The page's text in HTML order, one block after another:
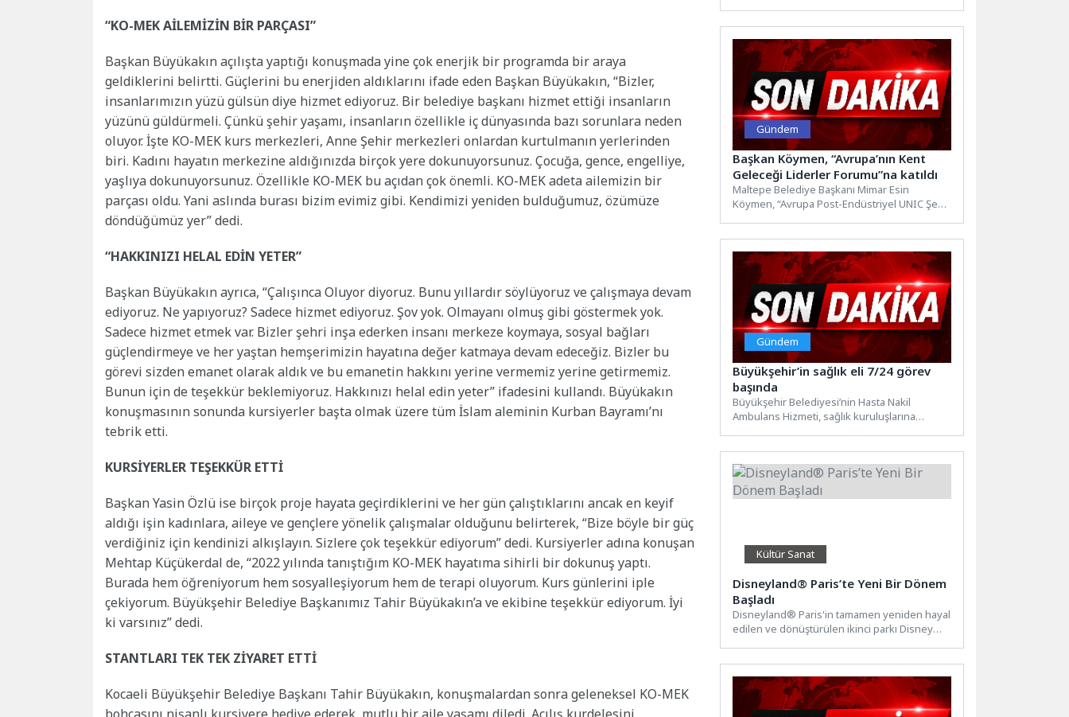
“KO-MEK AİLEMİZİN BİR PARÇASI”
Başkan Büyükakın açılışta yaptığı konuşmada yine çok enerjik bir programda bir araya
geldiklerini belirtti. Güçlerini bu enerjiden aldıklarını ifade eden Başkan Büyükakın, “Bizler,
insanlarımızın yüzü gülsün diye hizmet ediyoruz. Bir belediye başkanı hizmet ettiği insanların
yüzünü güldürmeli. Çünkü şehir yaşamı, insanların özellikle iç dünyasında bazı sorunlara neden
oluyor. İşte KO-MEK kurs merkezleri, Anne Şehir merkezleri onlardan kurtulmanın yerlerinden
biri. Kadını hayatın merkezine aldığınızda birçok yere dokunuyorsunuz. Çocuğa, gence, engelliye,
yaşlıya dokunuyorsunuz. Özellikle KO-MEK bu açıdan çok önemli. KO-MEK adeta ailemizin bir
parçası oldu. Yani aslında burası bizim evimiz gibi. Kendimizi yeniden bulduğumuz, özümüze
döndüğümüz yer” dedi.
“HAKKINIZI HELAL EDİN YETER”
Başkan Büyükakın ayrıca, “Çalışınca Oluyor diyoruz. Bunu yıllardır söylüyoruz ve çalışmaya devam
ediyoruz. Ne yapıyoruz? Sadece hizmet ediyoruz. Şov yok. Olmayanı olmuş gibi göstermek yok.
Sadece hizmet etmek var. Bizler şehri inşa ederken insanı merkeze koymaya, sosyal bağları
güçlendirmeye ve her yaştan hemşerimizin hayatına değer katmaya devam edeceğiz. Bizler bu
görevi sizden emanet olarak aldık ve bu emanetin hakkını yerine vermemiz yerine getirmemiz.
Bunun için de teşekkür beklemiyoruz. Hakkınızı helal edin yeter” ifadesini kullandı. Büyükakın
konuşmasının sonunda kursiyerler başta olmak üzere tüm İslam aleminin Kurban Bayramı’nı
tebrik etti.
KURSİYERLER TEŞEKKÜR ETTİ
Başkan Yasin Özlü ise birçok proje hayata geçirdiklerini ve her gün çalıştıklarını ancak en keyif
aldığı işin kadınlara, aileye ve gençlere yönelik çalışmalar olduğunu belirterek, “Bize böyle bir güç
verdiğiniz için kendinizi alkışlayın. Sizlere çok teşekkür ediyorum” dedi. Kursiyerler adına konuşan
Mehtap Küçükerdal de, “2022 yılında tanıştığım KO-MEK hayatıma sihirli bir dokunuş yaptı.
Burada hem öğreniyorum hem sosyalleşiyorum hem de terapi oluyorum. Kurs günlerini iple
çekiyorum. Büyükşehir Belediye Başkanımız Tahir Büyükakın’a ve ekibine teşekkür ediyorum. İyi
ki varsınız” dedi.
STANTLARI TEK TEK ZİYARET ETTİ
Kocaeli Büyükşehir Belediye Başkanı Tahir Büyükakın, konuşmalardan sonra geleneksel KO-MEK
Gündem
Başkan Köymen, “Avrupa’nın Kent
Geleceği Liderler Forumu”na katıldı
Maltepe Belediye Başkanı Mimar Esin
Köymen, “Avrupa Post-Endüstriyel UNIC Şehir
Gündem
Büyükşehir’in sağlık eli 7/24 görev
başında
Büyükşehir Belediyesi’nin Hasta Nakil
Ambulans Hizmeti, sağlık kuruluşlarına
Kültür Sanat
Disneyland® Paris’te Yeni Bir Dönem
Başladı
Disneyland® Paris'in tamamen yeniden hayal
edilen ve dönüştürülen ikinci parkı Disney